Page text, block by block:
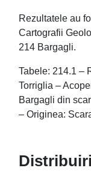
Hărți
se
Rezultatele au
Cartografii
214 Bargagli.
Tabele: 214.1 –
Torriglia –
Bargagli din
– Originea:
Distribuiri